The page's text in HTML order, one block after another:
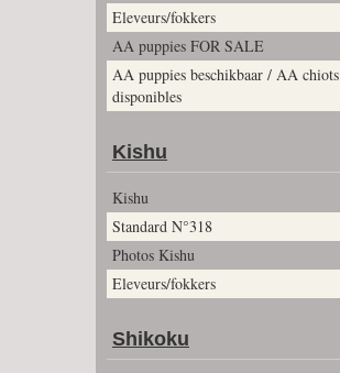
Eleveurs/fokkers
AA puppies FOR SALE
AA puppies beschikbaar / AA chiots
disponibles
Kishu
Kishu
Standard N°318
Photos Kishu
Eleveurs/fokkers
Shikoku